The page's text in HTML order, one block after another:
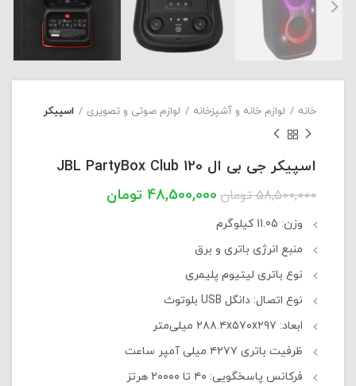
خانه لوازم خانه و آشپزخانه لوازم صوتی و تصویری اسپیکر
اسپیکر جی بی ال JBL PartyBox Club 120
58,500,000 تومان 48,500,000 تومان
وزن: 11.05 کیلوگرم
منبع انرژی باتری و برق
نوع باتری لیتیوم پلیمری
نوع اتصال: دانگل USB بلوتوث
ابعاد: ۲۸۸.۴x۵۷۰x۲۹۷ میلی‌متر
ظرفیت باتری ۴۲۷۷ میلی آمپر ساعت
فرکانس پاسخگویی: ۴۰ تا ۲۰۰۰۰ هرتز